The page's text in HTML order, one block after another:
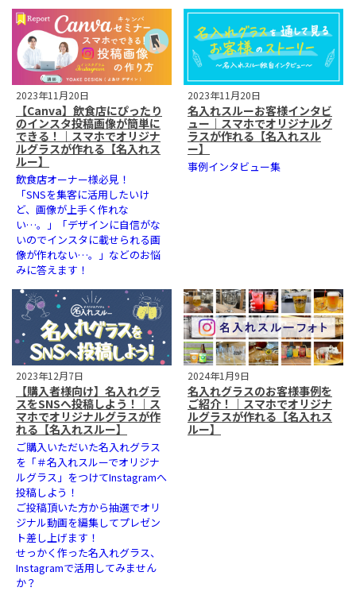
2023年11月20日
【Canva】飲食店にぴったり
のインスタ投稿画像が簡単に
できる！｜スマホでオリジナ
ルグラスが作れる【名入れス
ルー】
飲食店オーナー様必見！
「SNSを集客に活用したいけ
ど、画像が上手く作れな
い…。」「デザインに自信がな
いのでインスタに載せられる画
像が作れない…。」などのお悩
みに答えます！
2023年11月20日
名入れスルーお客様インタビ
ュー｜スマホでオリジナルグ
ラスが作れる【名入れスル
ー】
事例インタビュー集
2023年12月7日
【購入者様向け】名入れグラ
スをSNSへ投稿しよう！｜ス
マホでオリジナルグラスが作
れる【名入れスルー】
ご購入いただいた名入れグラス
を「＃名入れスルーでオリジナ
ルグラス」をつけてInstagramへ
投稿しよう！
ご投稿頂いた方から抽選でオリ
ジナル動画を編集してプレゼン
ト差し上げます！
せっかく作った名入れグラス、
Instagramで活用してみません
か？
2024年1月9日
名入れグラスのお客様事例を
ご紹介！｜スマホでオリジナ
ルグラスが作れる【名入れス
ルー】